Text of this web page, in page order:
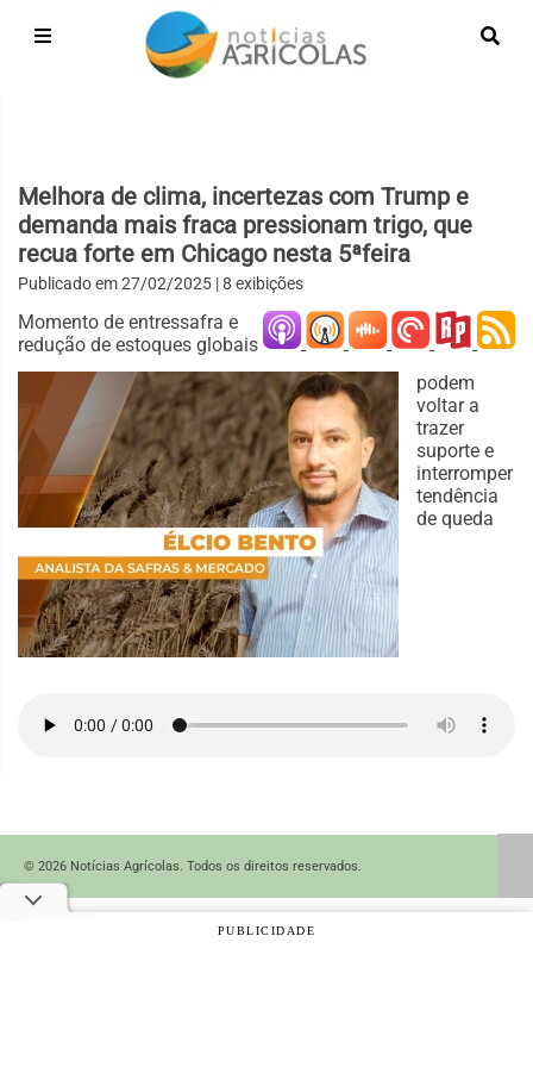
Melhora de clima, incertezas com Trump e
demanda mais fraca pressionam trigo, que
recua forte em Chicago nesta 5ªfeira
Publicado em27/02/2025 | 8 exibições
Momento de entressafra e
redução de estoques globais
podem
voltar a
trazer
suporte e
interromper
tendência
de queda
© 2026 Notícias Agrícolas. Todos os direitos reservados.
PUBLICIDADE